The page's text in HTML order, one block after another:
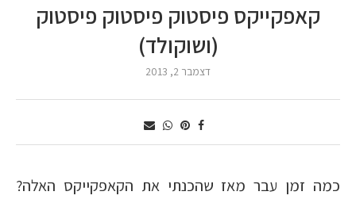
קאפקייקס פיסטוק פיסטוק פיסטוק
(ושוקולד)
דצמבר 2, 2013
כמה זמן עבר מאז שהכנתי את הקאפקייקס האלה?